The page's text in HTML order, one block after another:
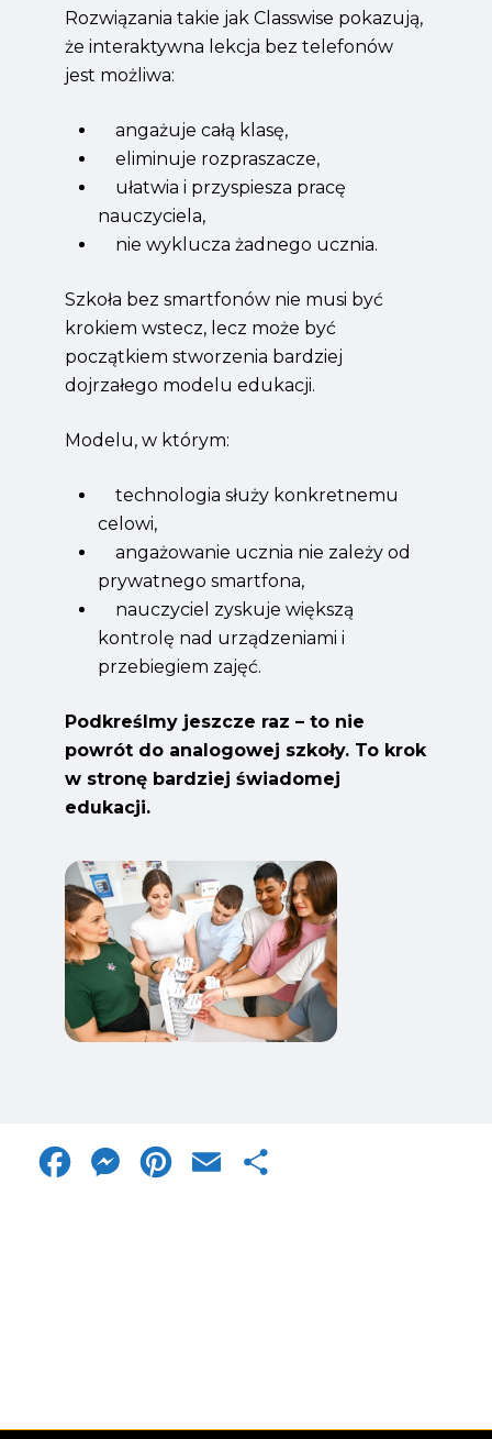
Rozwiązania takie jak Classwise pokazują,
że interaktywna lekcja bez telefonów
jest możliwa:
angażuje całą klasę,
eliminuje rozpraszacze,
ułatwia i przyspiesza pracę
nauczyciela,
nie wyklucza żadnego ucznia.
Szkoła bez smartfonów nie musi być
krokiem wstecz, lecz może być
początkiem stworzenia bardziej
dojrzałego modelu edukacji.
Modelu, w którym:
technologia służy konkretnemu
celowi,
angażowanie ucznia nie zależy od
prywatnego smartfona,
nauczyciel zyskuje większą
kontrolę nad urządzeniami i
przebiegiem zajęć.
Podkreślmy jeszcze raz – to nie
powrót do analogowej szkoły. To krok
w stronę bardziej świadomej
edukacji.
FacebookMessengerPinterest
Email